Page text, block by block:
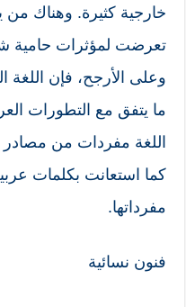
خارجية كثيرة. وهناك من
تعرضت لمؤثرات حامية
وعلى الأرجح، فإن اللغة
ما يتفق مع التطورات
اللغة مفردات من
كما استعانت بكلمات
مفرداتها.
فنون نسائية